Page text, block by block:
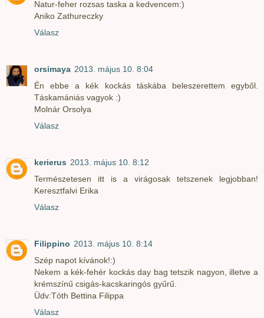
Natur-feher rozsas taska a kedvencem:)
Aniko Zathureczky
Válasz
orsimaya 2013. május 10. 8:04
Én ebbe a kék kockás táskába beleszerettem egyből.
Táskamániás vagyok :)
Molnár Orsolya
Válasz
kerierus 2013. május 10. 8:12
Természetesen itt is a virágosak tetszenek legjobban!
Keresztfalvi Erika
Válasz
Filippino 2013. május 10. 8:14
Szép napot kívánok!:)
Nekem a kék-fehér kockás day bag tetszik nagyon, illetve a
krémszínű csigás-kacskaringós gyűrű.
Üdv:Tóth Bettina Filippa
Válasz